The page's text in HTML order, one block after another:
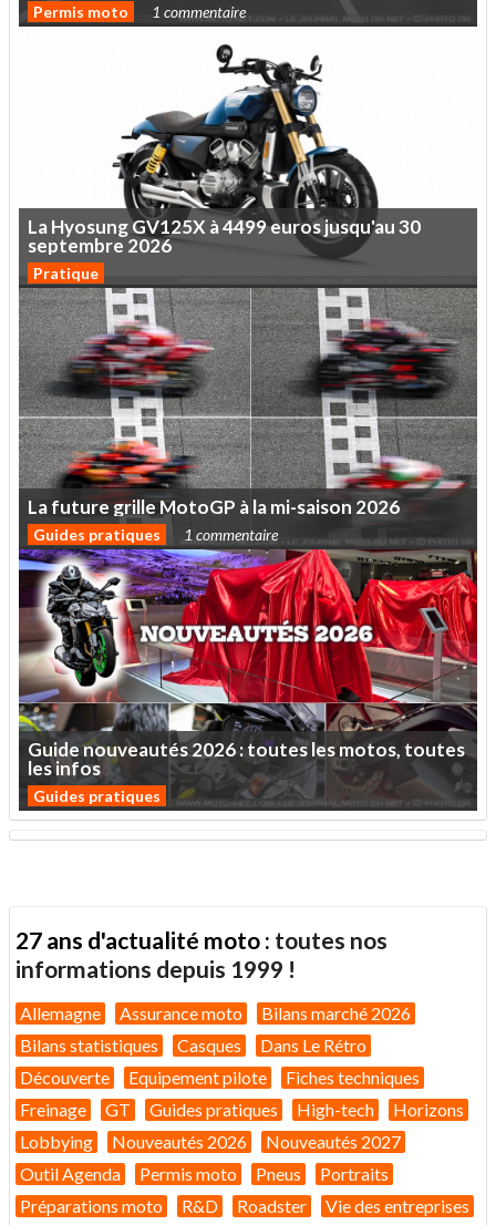
Permis moto 1 commentaire
LaHyosungGV125X à4499eurosjusqu'au30
septembre 2026
Pratique
Lafuturegrille MotoGP àlami-saison 2026
Guides pratiques 1 commentaire
Guidenouveautés2026:touteslesmotos,toutes
lesinfos
Guides pratiques
27 ans d'actualité moto : toutes nos
informations depuis 1999 !
Allemagne Assurance moto
Bilans marché 2026
Bilans statistiques
Casques
Dans Le Rétro
Découverte
Equipement pilote
Fiches techniques
Freinage
GT Guides pratiques High-tech
Horizons
Lobbying
Nouveautés 2026
Nouveautés 2027
Outil Agenda
Permis moto Pneus
Portraits
Préparations moto
R&D Roadster Vie des entreprises